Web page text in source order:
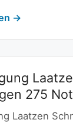
→
275
Laatzen